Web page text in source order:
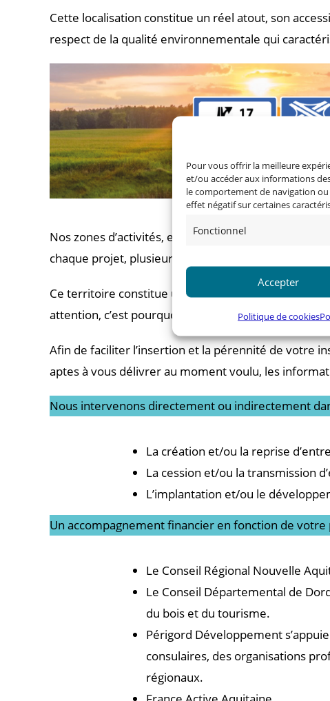
Pour vous offrir la meilleure
et/ou accéder aux informations
le comportement de navigation
effet négatif sur certaines
Fonctionnel
Accepter
Politique de cookies
Cette localisation constitue un réel atout, son
respect de la qualité environnementale qui
Nos zones d’activités, entièrement aménagées
chaque projet, plusieurs solutions immobilières
Ce territoire constitue une opportunité idéale pour
attention, c’est pourquoi nous nous engageons à
Afin de faciliter l’insertion et la pérennité de votre
aptes à vous délivrer au moment voulu, les
Nous intervenons directement ou indirectement
La création et/ou la reprise
La cession et/ou la transmission
L’implantation et/ou le
Un accompagnement financier en fonction de
Le Conseil Régional Nouvelle
Le Conseil Départemental de
du bois et du tourisme.
Périgord Développement
consulaires, des organisations
régionaux.